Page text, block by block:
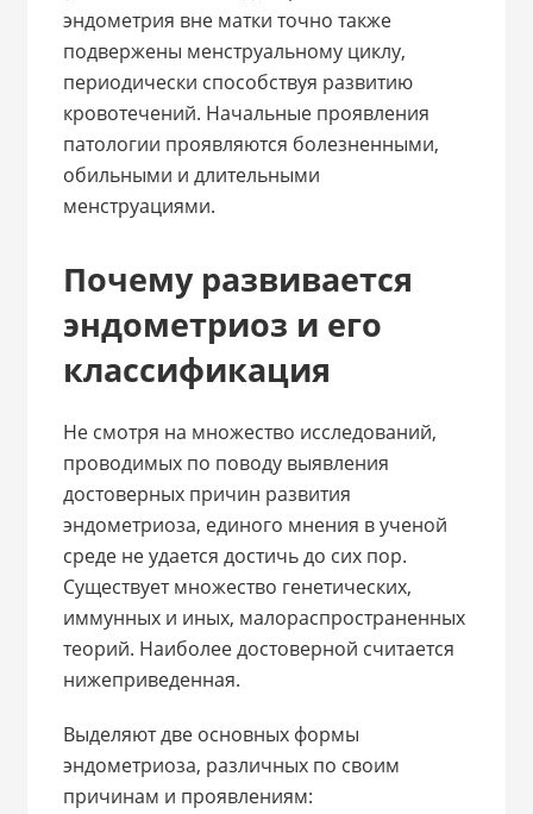
эндометрия вне матки точно также
подвержены менструальному циклу,
периодически способствуя развитию
кровотечений. Начальные проявления
патологии проявляются болезненными,
обильными и длительными
менструациями.
Почему развивается
эндометриоз и его
классификация
Не смотря на множество исследований,
проводимых по поводу выявления
достоверных причин развития
эндометриоза, единого мнения в ученой
среде не удается достичь до сих пор.
Существует множество генетических,
иммунных и иных, малораспространенных
теорий. Наиболее достоверной считается
нижеприведенная.
Выделяют две основных формы
эндометриоза, различных по своим
причинам и проявлениям: